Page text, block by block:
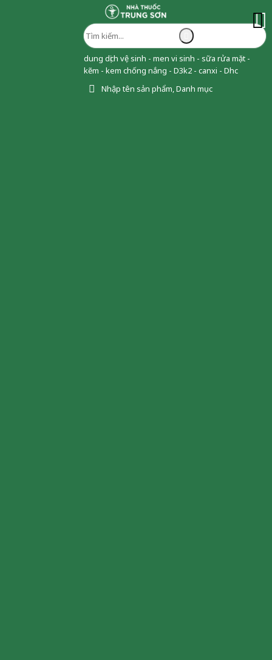
dung dịch vệ sinh - men vi sinh - sữa rửa mặt -
kẽm - kem chống nắng - D3k2 - canxi - Dhc
Nhập tên sản phẩm, Danh mục